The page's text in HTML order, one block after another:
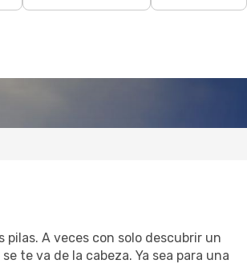
pilas. A veces con solo descubrir un
te va de la cabeza. Ya sea para una